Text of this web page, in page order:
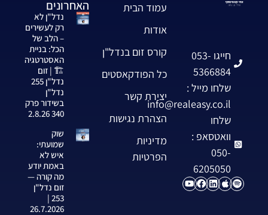
חייגו 053-
5366884
שלחו מייל :
info@realeasy.co.il
שלחו
וואטסאפ :
050-
6205050
עמוד הבית
אודות
קורס זום בנדל"ן
כל הפודקאסטים
יצירת קשר
הצהרת נגישות
מדיניות
הפרטיות
האחרונים
נדל"ן לא
רק לעשירים
– הלב של
הכל: בניית
האסטרטגיה
🏗️ | זום
נדל"ן 255
נדל"ן
בשידור פרק
340 2.8.26
שוק
שמועתי:
איש לא
באמת יודע
מה קורה —
זום נדל"ן
253 |
26.7.2026